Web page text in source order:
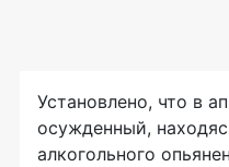
Установлено, что в
осужденный,
алкогольного